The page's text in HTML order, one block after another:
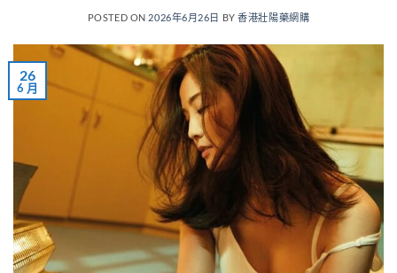
POSTED ON 2026年6月26日 BY香港壯陽藥網購
26
6 月